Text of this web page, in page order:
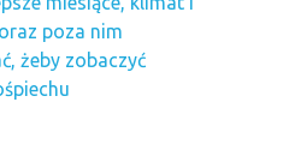
poza nim
żeby zobaczyć